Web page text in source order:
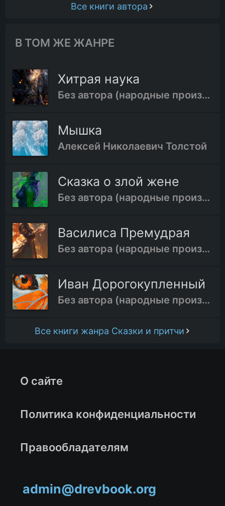
Все книги автора
В ТОМ ЖЕ ЖАНРЕ
Хитрая наука
Без автора (народные произведения)
Мышка
Алексей Николаевич Толстой
Сказка о злой жене
Без автора (народные произведения)
Василиса Премудрая
Без автора (народные произведения)
Иван Дорогокупленный
Без автора (народные произведения)
Все книги жанра Сказки и притчи
О сайте
Политика конфиденциальности
Правообладателям
admin@drevbook.org